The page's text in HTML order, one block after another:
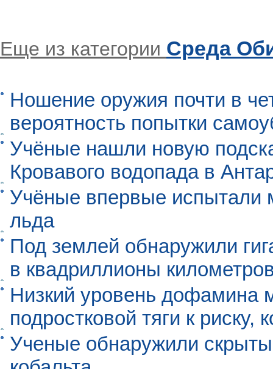
Еще из категории Среда
Ношение оружия почти в
вероятность попытки
Учёные нашли новую
Кровавого водопада в
Учёные впервые испытали
льда
Под землей обнаружили
в квадриллионы
Низкий уровень дофамина
подростковой тяги к риску,
Ученые обнаружили